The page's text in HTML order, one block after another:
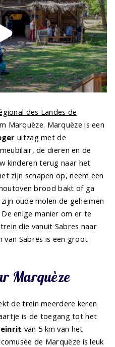
des Landes de
Marquèze. Marquèze is een
uitzag met de
de dieren en de
kinderen terug naar het
zijn schapen op, neem een
brood bakt of ga
oude molen de geheimen
enige manier om er te
die vanuit Sabres naar
Sabres is een groot
Marquèze
de trein meerdere keren
is de toegang tot het
van 5 km van het
de Marquèze is leuk